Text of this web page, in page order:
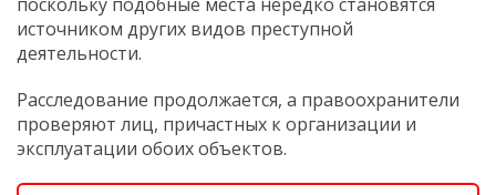
источником других видов преступной
деятельности.
Расследование продолжается, а правоохранители
проверяют лиц, причастных к организации и
эксплуатации обоих объектов.